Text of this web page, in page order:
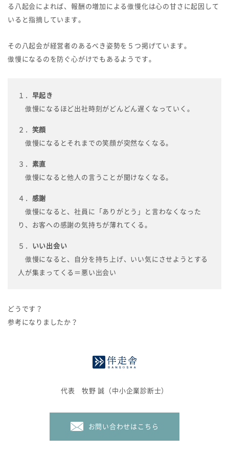
る八起会によれば、報酬の増加による傲慢化は心の甘さに起因して
いると指摘しています。
その八起会が経営者のあるべき姿勢を５つ掲げています。
傲慢になるのを防ぐ心がけでもあるようです。
１． 早起き
傲慢になるほど出社時刻がどんどん遅くなっていく。
２． 笑顔
傲慢になるとそれまでの笑顔が突然なくなる。
３． 素直
傲慢になると他人の言うことが聞けなくなる。
４． 感謝
傲慢になると、社員に「ありがとう」と言わなくなった
り、お客への感謝の気持ちが薄れてくる。
５． いい出会い
傲慢になると、自分を持ち上げ、いい気にさせようとする
人が集まってくる＝悪い出会い
どうです？
参考になりましたか？
代表 牧野 誠（中小企業診断士）
お問い合わせはこちら